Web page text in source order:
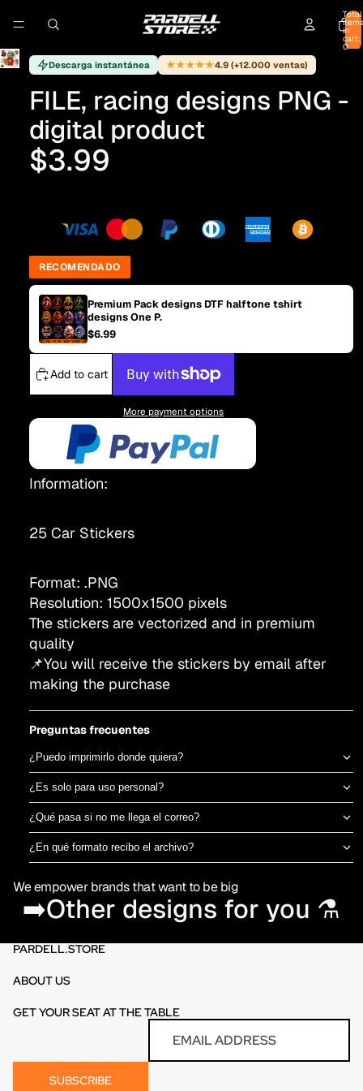
Total
items
in
cart:
0
Descarga instantánea ★★★★★4.9 (+12.000 ventas)
FILE, racing designs PNG -
digital product
$3.99
RECOMENDADO
Premium Pack designs DTF halftone tshirt
designs One P.
$6.99
Add to cart
More payment options
Information:
25 Car Stickers
Format: .PNG
Resolution: 1500x1500 pixels
The stickers are vectorized and in premium
quality
📌You will receive the stickers by email after
making the purchase
Preguntas frecuentes
¿Puedo imprimirlo donde quiera?
Sí, el archivo es tuyo para imprimir en el taller de DTF o sublimación
que prefieras. No estamos ligados a una imprenta específica.
¿Es solo para uso personal?
Puedes usarlo para camisetas propias o para vender productos
físicos ya impresos. No está permitido revender o redistribuir el
archivo digital en sí.
¿Qué pasa si no me llega el correo?
Revisa spam o promociones primero. Si aún así no aparece en 30
minutos, escríbenos por el chat de la tienda y te lo reenviamos al
¿En qué formato recibo el archivo?
directamente en DTF o sublimación.
We empower brands that want to be big
➡️Other designs for you ⚗️
PARDELL.STORE
ABOUT US
GET YOUR SEAT AT THE TABLE
SUBSCRIBE
Refund policy
Terms of service